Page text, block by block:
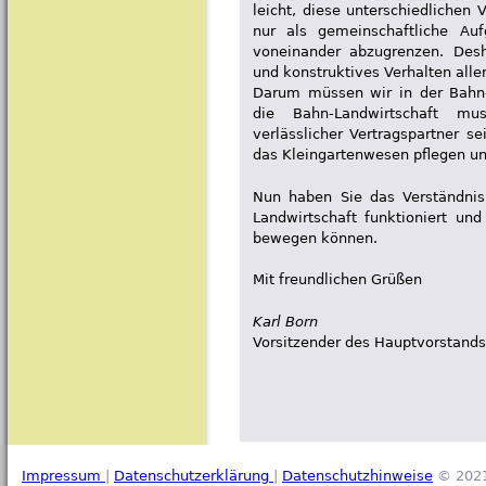
leicht, diese unterschiedlichen
nur als gemeinschaftliche
voneinander abzugrenzen.
und konstruktives Verhalten
Darum müssen wir in der
die Bahn-Landwirtschaft
verlässlicher Vertragspartner
das Kleingartenwesen pflegen
Nun haben Sie das
Landwirtschaft funktioniert
bewegen können.
Mit freundlichen Grüßen
Karl Born
Vorsitzender des Hauptvorstands
Impressum Datenschutzerklärung Datenschutzhinweise ©